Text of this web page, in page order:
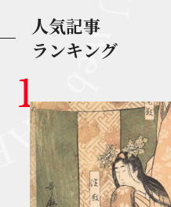
人気記事
ランキング